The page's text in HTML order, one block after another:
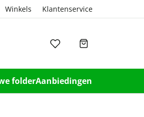
Winkels Klantenservice
folderAanbiedingen